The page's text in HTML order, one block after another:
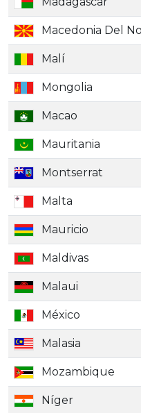
Macedonia Del
Malí
Mongolia
Macao
Mauritania
Montserrat
Malta
Mauricio
Maldivas
Malaui
México
Malasia
Mozambique
Níger